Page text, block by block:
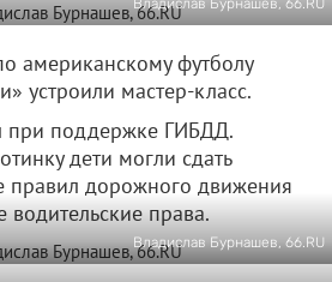
Владислав Бурнашев, 66.RU
американскому футболу
устроили мастер-класс.
при поддержке ГИБДД.
дети могли сдать
правил дорожного движения
водительские права.
Владислав Бурнашев, 66.RU